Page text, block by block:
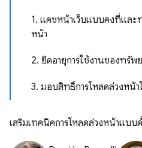
1. แคชหน้าเว็บแบบคงที่และ
หน้า
2. ยืดอายุการใช้งานของทรัพ
3. มอบสิทธิ์การโหลดล่วงหน้
เสริมเทคนิคการโหลดล่วงหน้าแบ